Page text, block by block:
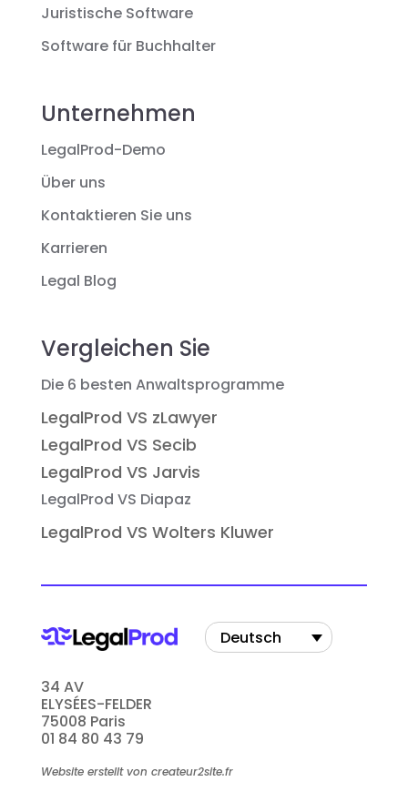
Juristische Software
Software für Buchhalter
Unternehmen
LegalProd-Demo
Über uns
Kontaktieren Sie uns
Karrieren
Legal Blog
Vergleichen Sie
Die 6 besten Anwaltsprogramme
LegalProd VS zLawyer
LegalProd VS Secib
LegalProd VS Jarvis
LegalProd VS Diapaz
LegalProd VS Wolters Kluwer
34 AV
ELYSÉES-FELDER
75008 Paris
01 84 80 43 79
Website erstellt von createur2site.fr
Deutsch